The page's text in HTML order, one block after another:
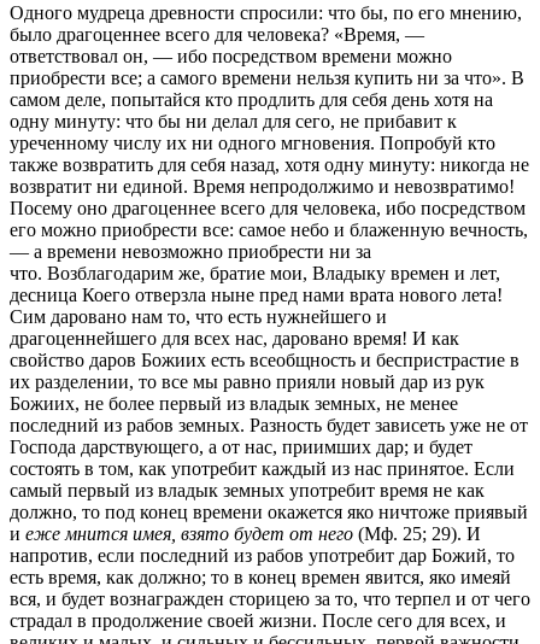
Одного мудреца древности спросили: что бы, по его мнению,
было драгоценнее всего для человека? «Время, —
ответствовал он, — ибо посредством времени можно
приобрести все; а самого времени нельзя купить ни за что». В
самом деле, попытайся кто продлить для себя день хотя на
одну минуту: что бы ни делал для сего, не прибавит к
уреченному числу их ни одного мгновения. Попробуй кто
также возвратить для себя назад, хотя одну минуту: никогда не
возвратит ни единой. Время непродолжимо и невозвратимо!
Посему оно драгоценнее всего для человека, ибо посредством
его можно приобрести все: самое небо и блаженную вечность,
— а времени невозможно приобрести ни за
что. Возблагодарим же, братие мои, Владыку времен и лет,
десница Коего отверзла ныне пред нами врата нового лета!
Сим даровано нам то, что есть нужнейшего и
драгоценнейшего для всех нас, даровано время! И как
свойство даров Божиих есть всеобщность и беспристрастие в
их разделении, то все мы равно прияли новый дар из рук
Божиих, не более первый из владык земных, не менее
последний из рабов земных. Разность будет зависеть уже не от
Господа дарствующего, а от нас, приимших дар; и будет
состоять в том, как употребит каждый из нас принятое. Если
самый первый из владык земных употребит время не как
должно, то под конец времени окажется яко ничтоже приявый
и еже мнится имея, взято будет от него (Мф. 25; 29). И
напротив, если последний из рабов употребит дар Божий, то
есть время, как должно; то в конец времен явится, яко имеяй
вся, и будет вознагражден сторицею за то, что терпел и от чего
страдал в продолжение своей жизни. После сего для всех, и